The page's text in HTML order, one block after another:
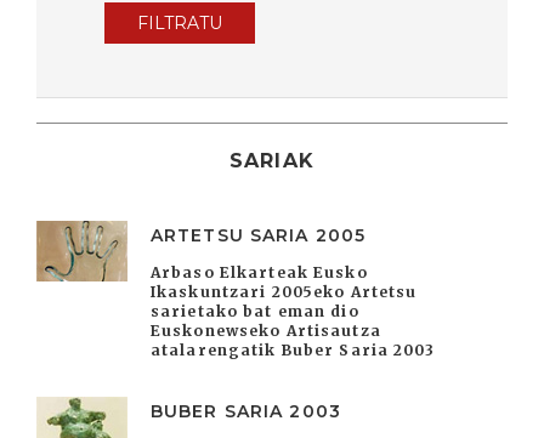
FILTRATU
SARIAK
ARTETSU SARIA 2005
Arbaso Elkarteak Eusko
Ikaskuntzari 2005eko Artetsu
sarietako bat eman dio
Euskonewseko Artisautza
atalarengatik Buber Saria 2003
BUBER SARIA 2003